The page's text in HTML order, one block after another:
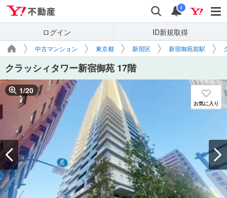
検索 通知
i
ログイン ID新規取得
中古マンション 東京都 新宿区 新宿御苑前駅
クラッシィタワー新宿御苑 17階
1/20
お気に入り